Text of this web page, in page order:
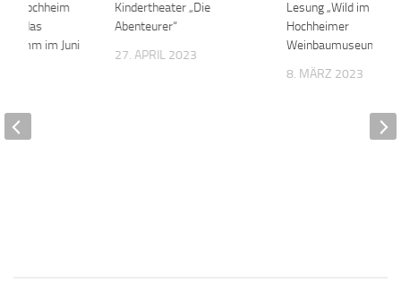
Kindertheater „Die
Abenteurer“
27. APRIL 2023
Lesung „Wild im
Hochheimer
Weinbaumuseum
8. MÄRZ 2023
Hochheim
das
im Juni